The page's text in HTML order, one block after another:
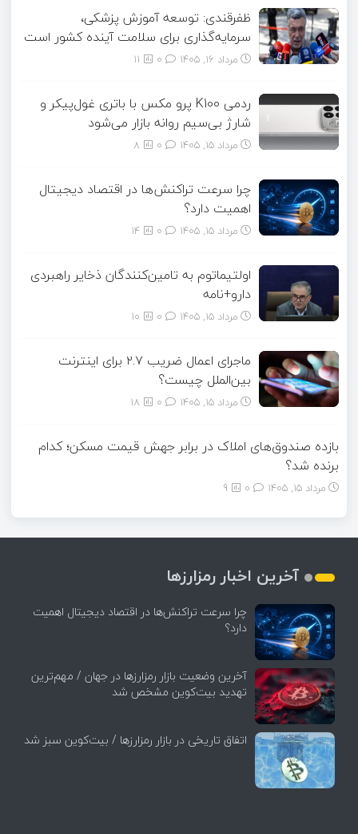
ظفرقندی: توسعه آموزش پزشکی،
سرمایه‌گذاری برای سلامت آینده کشور است
مرداد ۱۶, ۱۴۰۵ 11
ردمی K100 پرو مکس با باتری غول‌پیکر و
شارژ بی‌سیم روانه بازار می‌شود
مرداد ۱۵, ۱۴۰۵ 8
چرا سرعت تراکنش‌ها در اقتصاد دیجیتال
اهمیت دارد؟
مرداد ۱۵, ۱۴۰۵ 14
اولتیماتوم به تامین‌کنندگان ذخایر راهبردی
دارو+نامه
مرداد ۱۵, ۱۴۰۵ 10
ماجرای اعمال ضریب ۲.۷ برای اینترنت
بین‌الملل چیست؟
مرداد ۱۵, ۱۴۰۵ 18
بازده صندوق‌های املاک در برابر جهش قیمت مسکن؛ کدام
برنده شد؟
مرداد ۱۵, ۱۴۰۵ 9
آخرین اخبار رمزارزها
چرا سرعت تراکنش‌ها در اقتصاد دیجیتال اهمیت
دارد؟
آخرین وضعیت بازار رمزارزها در جهان / مهم‌ترین
تهدید بیت‌کوین مشخص شد
اتفاق تاریخی در بازار رمزارزها / بیت‌کوین سبز شد